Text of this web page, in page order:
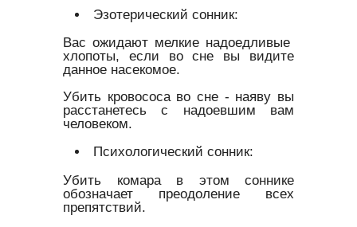
Эзотерический сонник:
Вас ожидают мелкие надоедливые
хлопоты, если во сне вы видите
данное насекомое.
Убить кровососа во сне - наяву вы
расстанетесь с надоевшим вам
человеком.
Психологический сонник:
Убить комара в этом соннике
обозначает преодоление всех
препятствий.